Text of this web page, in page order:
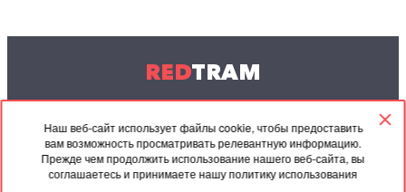
Наш веб-сайт использует файлы cookie, чтобы предоставить
вам возможность просматривать релевантную информацию.
Прежде чем продолжить использование нашего веб-сайта, вы
соглашаетесь и принимаете нашу политику использования
REDTRAM
© 2004-2026 Redtram, Ltd.
Сотрудничество
Партнёрские
Архив
Соглашение
Контакты